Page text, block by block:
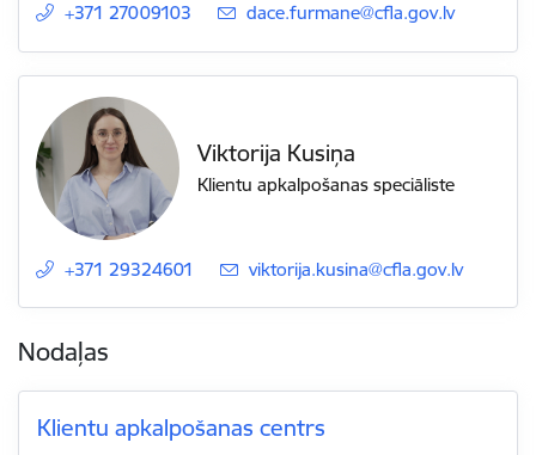
+371 27009103
E-pasts:
dace.furmane@cfla.gov.lv
Viktorija Kusiņa
Klientu apkalpošanas speciāliste
+371 29324601 E-pasts:
viktorija.kusina@cfla.gov.lv
Nodaļas
Klientu apkalpošanas centrs